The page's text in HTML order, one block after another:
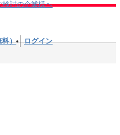
検討の企業様へ
料） ログイン